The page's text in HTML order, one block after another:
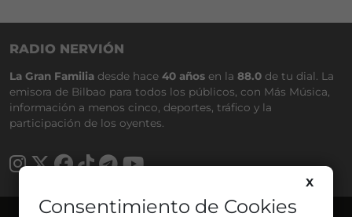
RADIO NERVIÓN
La Gran Familia desde hace 40 años en la 88.0 de tu dial. La
emisora de Bilbao para todos los públicos, con Más Música,
información a menos cinco, deportes, tráfico y la
participación de los oyentes.
X
Consentimiento de Cookies